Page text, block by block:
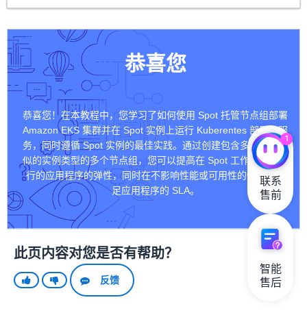
恭喜您
恭喜您！在本教程中，您学习了如何使用 Spot 托管节点组部署
Amazon EKS 集群并在 Spot 实例上运行 Kuberentes 部署和服
务，同时遵循 Spot 实例的最佳实践。通过创建包含多种性能相
似的实例类型的多个节点组，您可以提高在 Spot 工作节点上运
行的应用程序的弹性，同时在不影响性能或可用性的情况下满
足应用程序的 SLA。
此页内容对您是否有帮助？
反馈
1
联系
售前
智能
售后